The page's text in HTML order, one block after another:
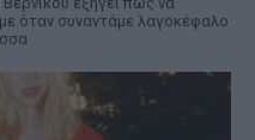
όταν συναντάμε λαγοκέφαλο